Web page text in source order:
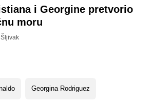
i Georgine pretvorio
moru
Georgina Rodriguez